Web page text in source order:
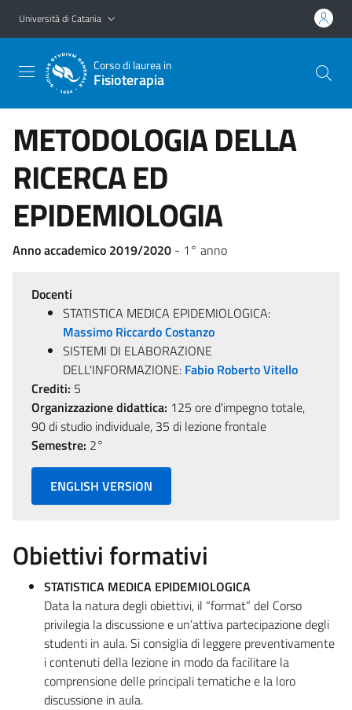
Vai al contenuto principale
Vai al menu di navigazione
Università di Catania
Corso di laurea in
Fisioterapia
METODOLOGIA DELLA
RICERCA ED
EPIDEMIOLOGIA
Anno accademico 2019/2020 - 1° anno
Docenti
STATISTICA MEDICA EPIDEMIOLOGICA:
Massimo Riccardo Costanzo
SISTEMI DI ELABORAZIONE
DELL'INFORMAZIONE: Fabio Roberto Vitello
Crediti: 5
Organizzazione didattica: 125 ore d'impegno totale,
90 di studio individuale, 35 di lezione frontale
Semestre: 2°
ENGLISH VERSION
Obiettivi formativi
STATISTICA MEDICA EPIDEMIOLOGICA
Data la natura degli obiettivi, il “format” del Corso
privilegia la discussione e un’attiva partecipazione degli
studenti in aula. Si consiglia di leggere preventivamente
i contenuti della lezione in modo da facilitare la
comprensione delle principali tematiche e la loro
discussione in aula.